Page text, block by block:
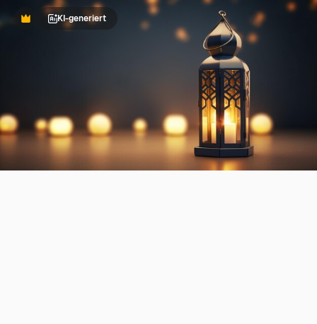
PremiumKI-generiert